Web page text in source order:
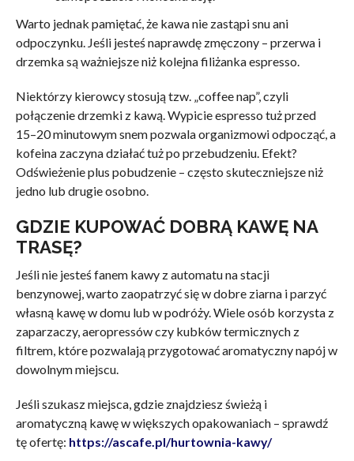
Warto jednak pamiętać, że kawa nie zastąpi snu ani
odpoczynku. Jeśli jesteś naprawdę zmęczony – przerwa i
drzemka są ważniejsze niż kolejna filiżanka espresso.
Niektórzy kierowcy stosują tzw. „coffee nap”, czyli
połączenie drzemki z kawą. Wypicie espresso tuż przed
15–20 minutowym snem pozwala organizmowi odpocząć, a
kofeina zaczyna działać tuż po przebudzeniu. Efekt?
Odświeżenie plus pobudzenie – często skuteczniejsze niż
jedno lub drugie osobno.
GDZIE KUPOWAĆ DOBRĄ KAWĘ NA
TRASĘ?
Jeśli nie jesteś fanem kawy z automatu na stacji
benzynowej, warto zaopatrzyć się w dobre ziarna i parzyć
własną kawę w domu lub w podróży. Wiele osób korzysta z
zaparzaczy, aeropressów czy kubków termicznych z
filtrem, które pozwalają przygotować aromatyczny napój w
dowolnym miejscu.
Jeśli szukasz miejsca, gdzie znajdziesz świeżą i
aromatyczną kawę w większych opakowaniach – sprawdź
tę ofertę: https://ascafe.pl/hurtownia-kawy/